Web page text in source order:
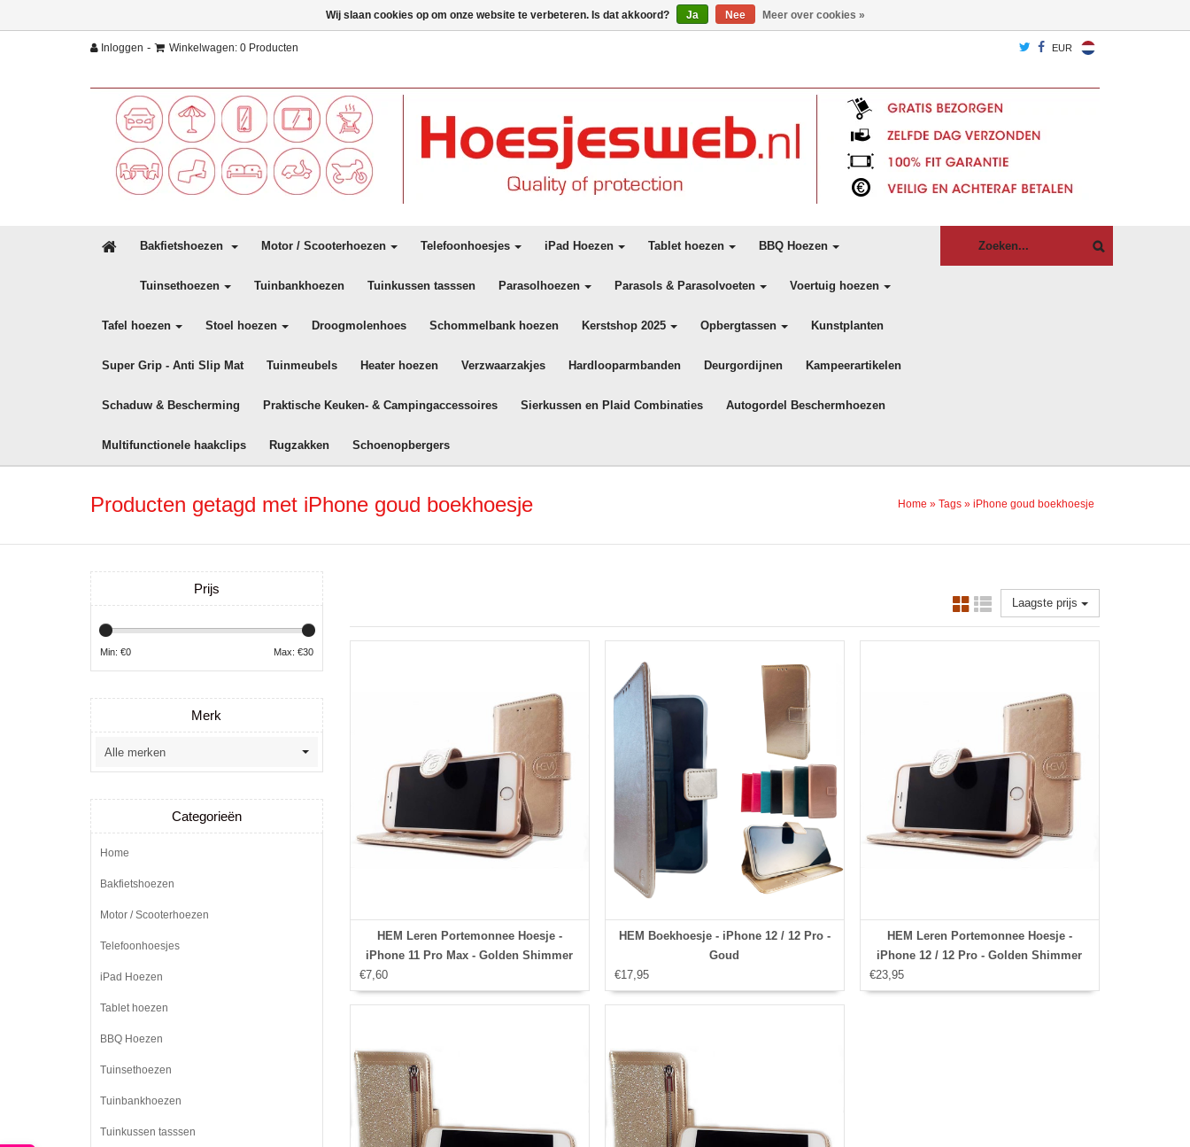
Inloggen - Winkelwagen: 0 Producten EUR
Bakfietshoezen Motor / Scooterhoezen Telefoonhoesjes iPad Hoezen Tablet hoezen BBQ Hoezen
Tuinsethoezen Tuinbankhoezen Tuinkussen tasssen Parasolhoezen Parasols & Parasolvoeten Voertuig hoezen
Tafel hoezen Stoel hoezen Droogmolenhoes Schommelbank hoezen Kerstshop 2025 Opbergtassen Kunstplanten
Super Grip - Anti Slip Mat Tuinmeubels Heater hoezen Verzwaarzakjes Hardlooparmbanden Deurgordijnen Kampeerartikelen
Schaduw & Bescherming Praktische Keuken- & Campingaccessoires Sierkussen en Plaid Combinaties Autogordel Beschermhoezen
Multifunctionele haakclips Rugzakken Schoenopbergers
Producten getagd met iPhone goud boekhoesje Home » Tags » iPhone goud boekhoesje
Laagste prijs
HEM Leren Portemonnee Hoesje -
iPhone 11 Pro Max - Golden Shimmer
€7,60
HEM Boekhoesje - iPhone 12 / 12 Pro -
Goud
€17,95
HEM Leren Portemonnee Hoesje -
iPhone 12 / 12 Pro - Golden Shimmer
€23,95
Prijs
Min: €0 Max: €30
Merk
Categorieën
Home
Bakfietshoezen
Motor / Scooterhoezen
Telefoonhoesjes
iPad Hoezen
Tablet hoezen
BBQ Hoezen
Tuinsethoezen
Tuinbankhoezen
Tuinkussen tasssen
Wij slaan cookies op om onze website te verbeteren. Is dat akkoord? Ja Nee Meer over cookies »